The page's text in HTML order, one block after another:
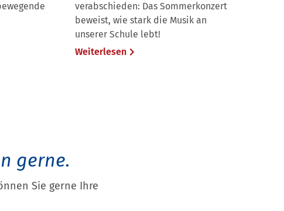
verabschieden: Das Sommerkonzert
beweist, wie stark die Musik an
unserer Schule lebt!
Weiterlesen
gerne.
Sie gerne Ihre